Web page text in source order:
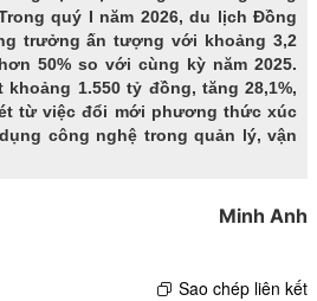
quý I năm 2026, du lịch Đồng
trưởng ấn tượng với khoảng 3,2
50% so với cùng kỳ năm 2025.
1.550 tỷ đồng, tăng 28,1%,
từ việc đổi mới phương thức xúc
công nghệ trong quản lý, vận
Minh Anh
Sao chép liên kết